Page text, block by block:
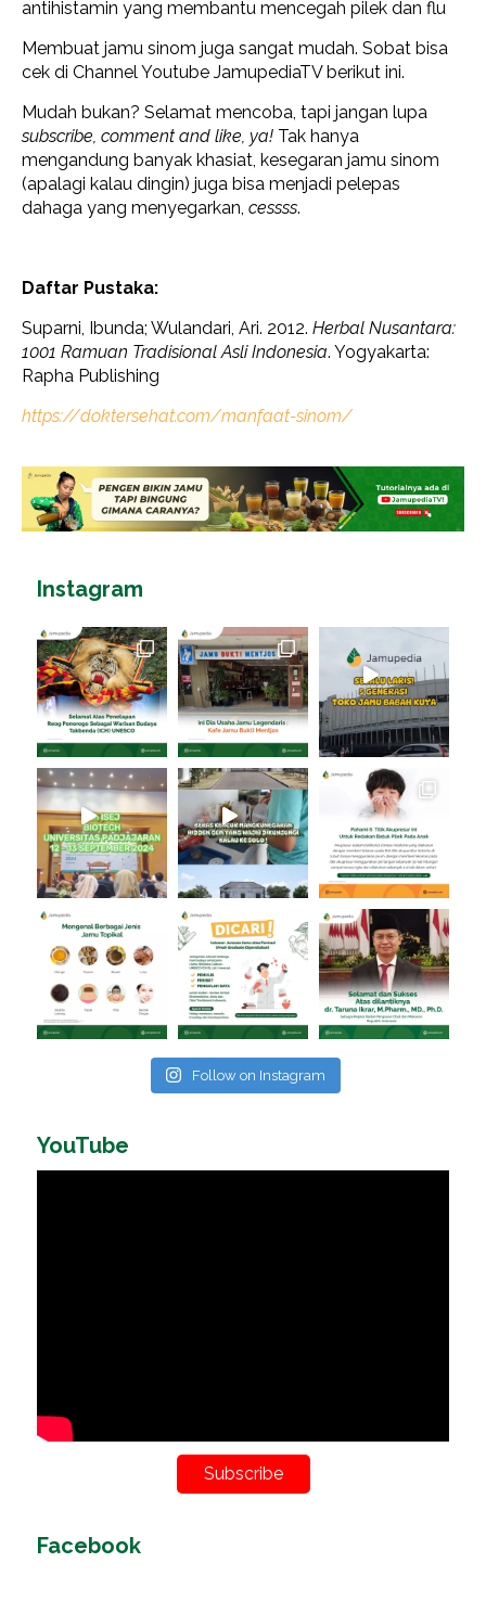
antihistamin yang membantu mencegah pilek dan flu
Membuat jamu sinom juga sangat mudah. Sobat bisa
cek di Channel Youtube JamupediaTV berikut ini.
Mudah bukan? Selamat mencoba, tapi jangan lupa
subscribe, comment and like, ya! Tak hanya
mengandung banyak khasiat, kesegaran jamu sinom
(apalagi kalau dingin) juga bisa menjadi pelepas
dahaga yang menyegarkan, cessss.
Daftar Pustaka:
Suparni, Ibunda; Wulandari, Ari. 2012. Herbal Nusantara:
1001 Ramuan Tradisional Asli Indonesia. Yogyakarta:
Rapha Publishing
https://doktersehat.com/manfaat-sinom/
Instagram
Follow on Instagram
YouTube
Subscribe
Facebook